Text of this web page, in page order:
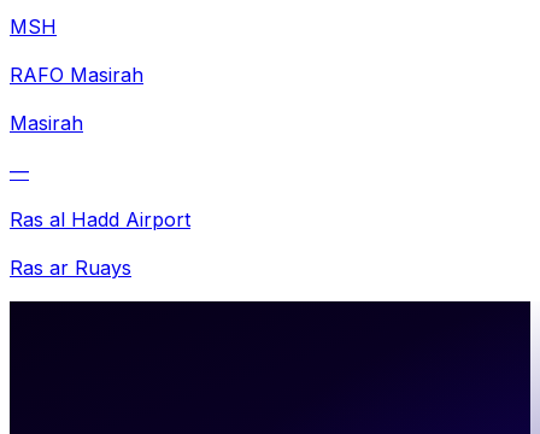
MSH
RAFO Masirah
Masirah
—
Ras al Hadd Airport
Ras ar Ruays